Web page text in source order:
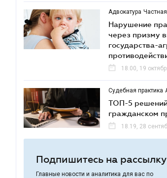
Адвокатура
Нарушение
через призму
государства-
18.00, 19
Судебная практика
ТОП-5 решений
гражданском
18.19, 28
Подпишитесь на рассылку
Главные новости и аналитика для вас по